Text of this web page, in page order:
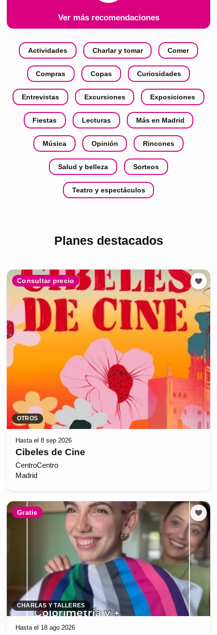
Ver más recomendaciones
Actividades Charlar y tomar Comer
Compras Copas Curiosidades
Entrevistas Excursiones Exposiciones
Fiestas Lecturas Más en Madrid
Música Opinión Rincones
Salud y belleza Sorteos
Teatro y espectáculos
Planes destacados
Consultar precio
OTROS
Hasta el 8 sep 2026
Cibeles de Cine
CentroCentro
Madrid
Gratis
CHARLAS Y TALLERES
Hasta el 18 ago 2026